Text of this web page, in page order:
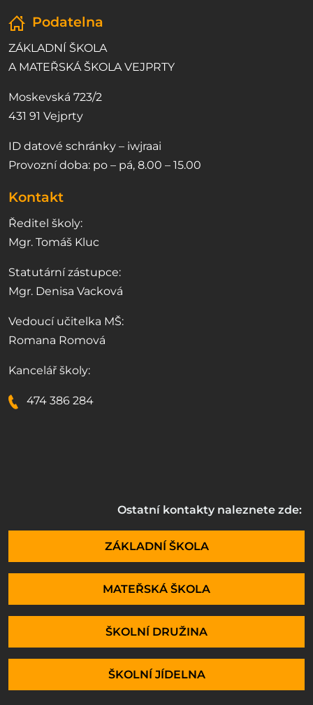
Podatelna
ZÁKLADNÍ ŠKOLA
A MATEŘSKÁ ŠKOLA VEJPRTY
Moskevská 723/2
431 91 Vejprty
ID datové schránky – iwjraai
Provozní doba: po – pá, 8.00 – 15.00
Kontakt
Ředitel školy:
Mgr. Tomáš Kluc
Statutární zástupce:
Mgr. Denisa Vacková
Vedoucí učitelka MŠ:
Romana Romová
Kancelář školy:
474 386 284
Ostatní kontakty naleznete zde:
ZÁKLADNÍ ŠKOLA
MATEŘSKÁ ŠKOLA
ŠKOLNÍ DRUŽINA
ŠKOLNÍ JÍDELNA